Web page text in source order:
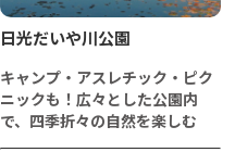
日光だいや川公園
キャンプ・アスレチック・ピク
ニックも！広々とした公園内
で、四季折々の自然を楽しむ